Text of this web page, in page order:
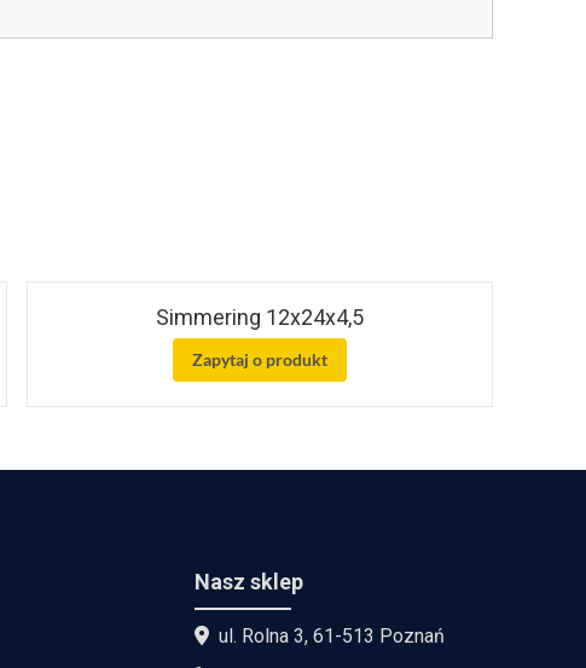
Simmering 12x24x4,5
Zapytaj o produkt
Nasz sklep
ul. Rolna 3, 61-513 Poznań